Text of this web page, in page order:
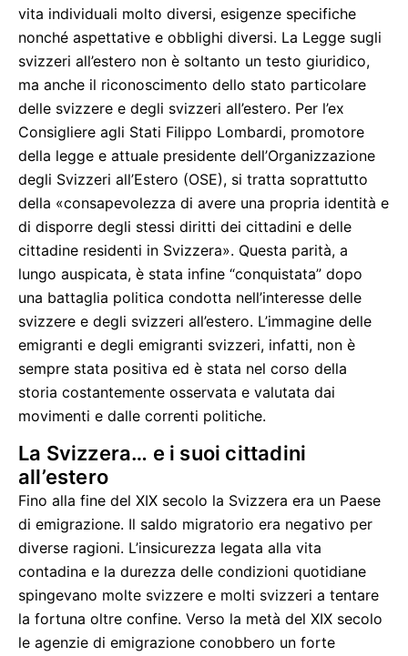
vita individuali molto diversi, esigenze specifiche
nonché aspettative e obblighi diversi. La Legge sugli
svizzeri all’estero non è soltanto un testo giuridico,
ma anche il riconoscimento dello stato particolare
delle svizzere e degli svizzeri all’estero. Per l’ex
Consigliere agli Stati Filippo Lombardi, promotore
della legge e attuale presidente dell’Organizzazione
degli Svizzeri all’Estero (OSE), si tratta soprattutto
della «consapevolezza di avere una propria identità e
di disporre degli stessi diritti dei cittadini e delle
cittadine residenti in Svizzera». Questa parità, a
lungo auspicata, è stata infine “conquistata” dopo
una battaglia politica condotta nell’interesse delle
svizzere e degli svizzeri all’estero. L’immagine delle
emigranti e degli emigranti svizzeri, infatti, non è
sempre stata positiva ed è stata nel corso della
storia costantemente osservata e valutata dai
movimenti e dalle correnti politiche.
La Svizzera… e i suoi cittadini
all’estero
Fino alla fine del XIX secolo la Svizzera era un Paese
di emigrazione. Il saldo migratorio era negativo per
diverse ragioni. L’insicurezza legata alla vita
contadina e la durezza delle condizioni quotidiane
spingevano molte svizzere e molti svizzeri a tentare
la fortuna oltre confine. Verso la metà del XIX secolo
le agenzie di emigrazione conobbero un forte